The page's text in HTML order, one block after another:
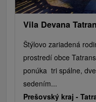
Vila Devana
Štýlovo zariadená
prostredí obce
ponúka tri spálne,
sedením...
Prešovský kraj -